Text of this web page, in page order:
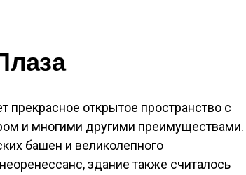
прекрасное открытое пространство с
и многими другими преимуществами.
башен и великолепного
здание также считалось